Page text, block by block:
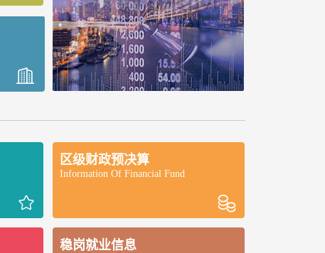
区级财政预决算
Information Of Financial Fund
稳岗就业信息